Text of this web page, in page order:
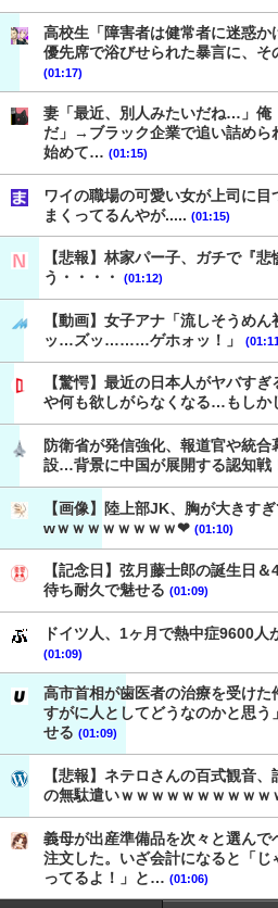
高校生「障害者は健常者に迷惑
優先席で浴びせられた暴言に、
(01:17)
妻「最近、別人みたいだね…」俺
だ」→ブラック企業で追い詰めら
始めて… (01:15)
ワイの職場の可愛い女が上司に
まくってるんやが..... (01:15)
【悲報】林家パー子、ガチで『
う・・・・
(01:12)
【動画】女子アナ「流しそうめ
ッ…ズッ………ゲホォッ！」
【驚愕】最近の日本人がヤバす
や何も欲しがらなくなる…もし
防衛省が発信強化、報道官や統合
設…背景に中国が展開する認知戦
【画像】陸上部JK、胸が大きす
wｗｗｗｗｗｗｗｗ❤ (01:10)
【記念日】弦月藤士郎の誕生日
待ち耐久で魅せる (01:09)
ドイツ人、1ヶ月で熱中症9600
(01:09)
高市首相が歯医者の治療を受けた
すがに人としてどうなのかと思う
せる (01:09)
【悲報】ネテロさんの百式観音
の無駄遣いｗｗｗｗｗｗｗｗｗｗ
義母が出産準備品を次々と選ん
注文した。いざ会計になると「
ってるよ！」と… (01:06)